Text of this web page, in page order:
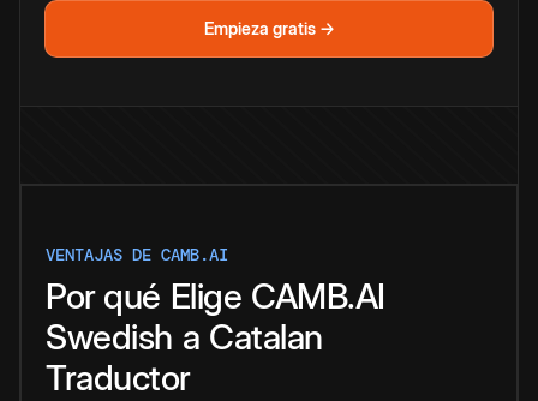
Empieza gratis →
VENTAJAS DE CAMB.AI
Por qué Elige CAMB.AI
Swedish a Catalan
Traductor